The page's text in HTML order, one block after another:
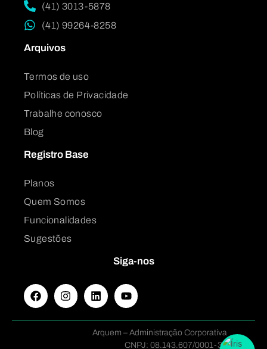
(41) 3013-5878
(41) 99264-8258
Arquivos
Termos de uso
Políticas de Privacidade
Trabalhe conosco
Blog
Registro Base
Planos
Quem Somos
Funcionalidades
Sugestões
Siga-nos
Arquem – Administração Corporativa
CNPJ: 08.143.607/0001-32